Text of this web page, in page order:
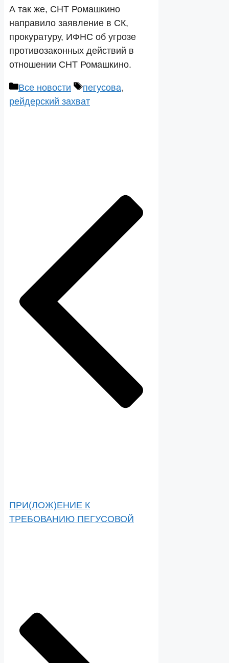
А так же, СНТ Ромашкино
направило заявление в СК,
прокуратуру, ИФНС об угрозе
противозаконных действий в
отношении СНТ Ромашкино.
Рубрики
Все новости Метки
пегусова,
рейдерский захват
ПРИ(ЛОЖ)ЕНИЕ К
ТРЕБОВАНИЮ ПЕГУСОВОЙ